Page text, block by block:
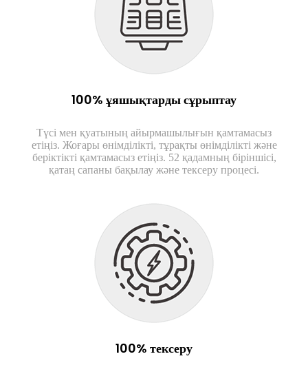
100% ұяшықтарды сұрыптау
Түсі мен қуатының айырмашылығын қамтамасыз
етіңіз. Жоғары өнімділікті, тұрақты өнімділікті және
беріктікті қамтамасыз етіңіз. 52 қадамның біріншісі,
қатаң сапаны бақылау және тексеру процесі.
100% тексеру